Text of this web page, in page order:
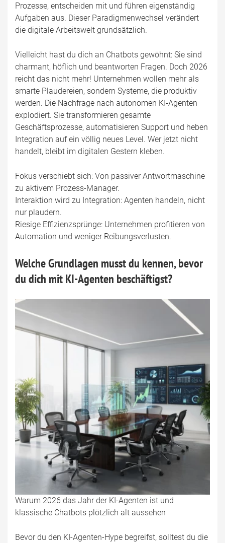
Prozesse, entscheiden mit und führen eigenständig
Aufgaben aus. Dieser Paradigmenwechsel verändert
die digitale Arbeitswelt grundsätzlich.
Vielleicht hast du dich an Chatbots gewöhnt: Sie sind
charmant, höflich und beantworten Fragen. Doch 2026
reicht das nicht mehr! Unternehmen wollen mehr als
smarte Plaudereien, sondern Systeme, die produktiv
werden. Die Nachfrage nach autonomen KI-Agenten
explodiert. Sie transformieren gesamte
Geschäftsprozesse, automatisieren Support und heben
Integration auf ein völlig neues Level. Wer jetzt nicht
handelt, bleibt im digitalen Gestern kleben.
Fokus verschiebt sich: Von passiver Antwortmaschine
zu aktivem Prozess-Manager.
Interaktion wird zu Integration: Agenten handeln, nicht
nur plaudern.
Riesige Effizienzsprünge: Unternehmen profitieren von
Automation und weniger Reibungsverlusten.
Welche Grundlagen musst du kennen, bevor
du dich mit KI-Agenten beschäftigst?
Warum 2026 das Jahr der KI-Agenten ist und
klassische Chatbots plötzlich alt aussehen
Bevor du den KI-Agenten-Hype begreifst, solltest du die